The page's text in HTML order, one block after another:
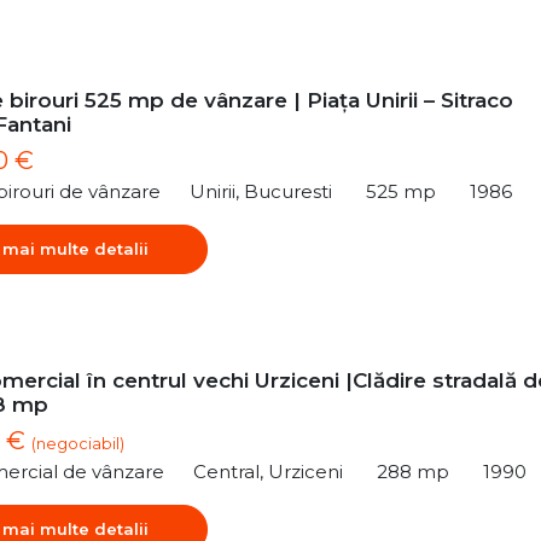
birouri 525 mp de vânzare | Piața Unirii – Sitraco
€
de vânzare Unirii, Bucuresti 525 mp 1986
mai multe detalii
în centrul vechi Urziceni |Clădire stradală
mp
€ (negociabil)
de vânzare Central, Urziceni 288 mp 1990
mai multe detalii